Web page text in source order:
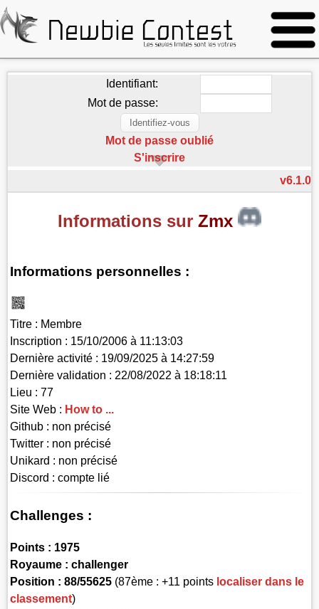
Identifiant:
Mot de passe:
Mot de passe oublié
S'inscrire
v6.1.0
Informations sur Zmx
Informations personnelles :
Titre : Membre
Inscription : 15/10/2006 à 11:13:03
Dernière activité : 19/09/2025 à 14:27:59
Dernière validation : 22/08/2022 à 18:18:11
Lieu : 77
Site Web : How to ...
Github : non précisé
Twitter : non précisé
Unikard : non précisé
Discord : compte lié
Challenges :
Points : 1975
Royaume : challenger
Position : 88/55625 (87ème : +11 points localiser dans le
classement)